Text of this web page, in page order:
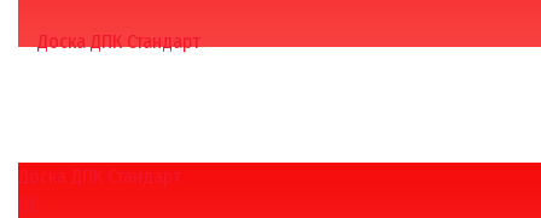
избранное сравнить
Доска ДПК Стандарт
(0)